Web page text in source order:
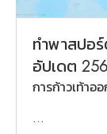
ทำพาสปอร์
อัปเดต
การก้าวเท้า
...